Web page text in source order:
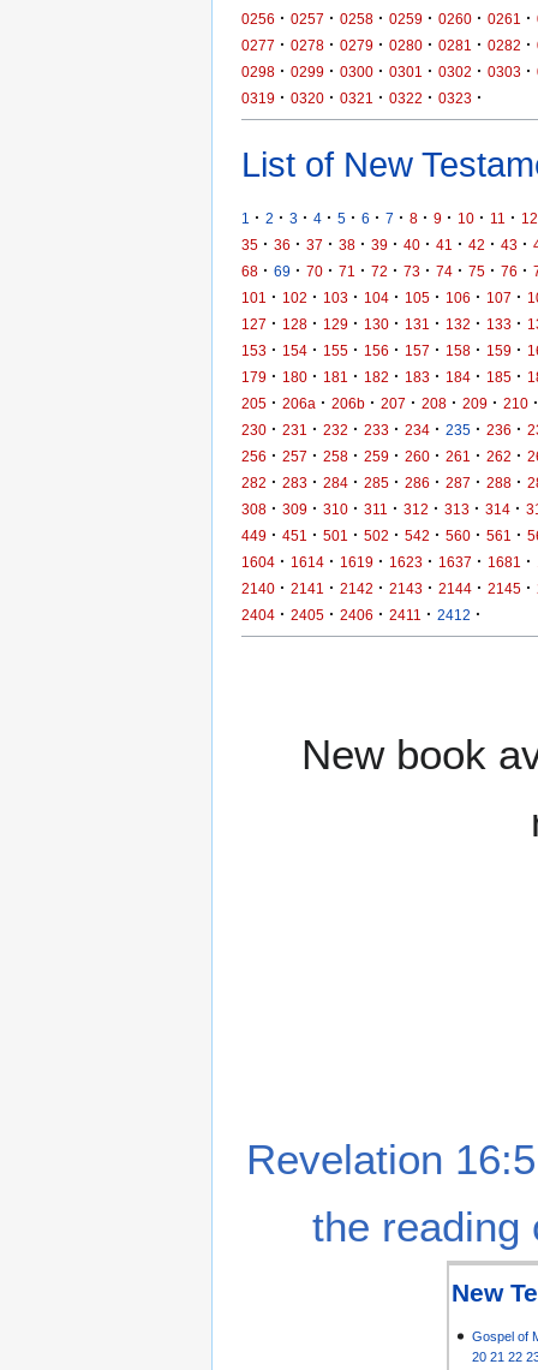
0256 · 0257 · 0258 · 0259 · 0260 · 0261 ·
0277 · 0278 · 0279 · 0280 · 0281 · 0282 ·
0298 · 0299 · 0300 · 0301 · 0302 · 0303 ·
0319 · 0320 · 0321 · 0322 · 0323 ·
List of New
1 · 2 · 3 · 4 · 5 · 6 · 7 · 8 · 9 · 10 · 11 · 12
35 · 36 · 37 · 38 · 39 · 40 · 41 · 42 · 43 ·
68 · 69 · 70 · 71 · 72 · 73 · 74 · 75 · 76 ·
101
· 102 · 103 · 104 · 105 · 106 · 107 ·
127 · 128 · 129 · 130 · 131 · 132 · 133 ·
153 · 154 · 155 · 156 · 157 · 158 · 159 ·
179 · 180 · 181 · 182 · 183 · 184 · 185 ·
205 · 206a · 206b · 207 · 208 · 209 · 210 ·
230 · 231 · 232 · 233 · 234 · 235 · 236 ·
256 · 257 · 258 · 259 · 260 · 261 · 262 ·
282 · 283 · 284 · 285 · 286 · 287 · 288 ·
308 · 309 · 310 · 311 · 312 · 313 · 314 ·
449 · 451 · 501 · 502 · 542 · 560 · 561 ·
1604 · 1614 · 1619 · 1623 · 1637 · 1681 ·
2140 · 2141 · 2142 · 2143 · 2144 · 2145 ·
2404 · 2405 · 2406 · 2411 · 2412 ·
New book
Revelation
the reading
New
Gospel of
20 21 22